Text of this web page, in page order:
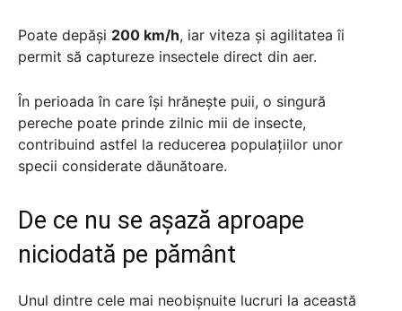
Poate depăși 200 km/h, iar viteza și agilitatea îi
permit să captureze insectele direct din aer.
În perioada în care își hrănește puii, o singură
pereche poate prinde zilnic mii de insecte,
contribuind astfel la reducerea populațiilor unor
specii considerate dăunătoare.
De ce nu se așază aproape
niciodată pe pământ
Unul dintre cele mai neobișnuite lucruri la această